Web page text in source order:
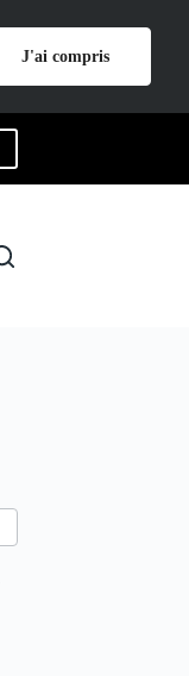
J'ai compris